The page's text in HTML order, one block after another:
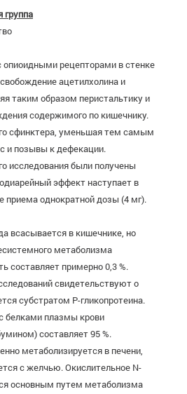
группа
рецепторами в стенке
ацетилхолина и
таким образом перистальтику и
содержимого по кишечнику.
сфинктера, уменьшая тем самым
и позывы к дефекации.
исследования были получены
эффект наступает в
приема однократной дозы (4 мг).
всасывается в кишечнике, но
метаболизма
составляет примерно 0,3 %.
свидетельствуют о
субстратом Р-гликопротеина.
белками плазмы крови
составляет 95 %.
метаболизируется в печени,
с желчью. Окислительное N-
основным путем метаболизма